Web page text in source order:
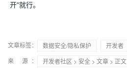
开”就行。
文章标签： 数据安全/隐私保护 开发者
来 源：
开发者社区 > 安全 > 文章 > 正文